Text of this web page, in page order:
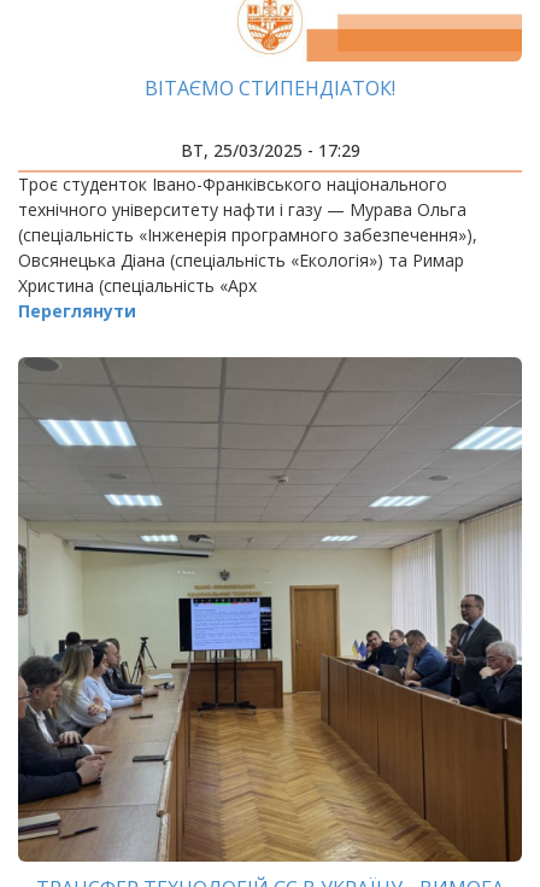
ВІТАЄМО СТИПЕНДІАТОК!
ВТ, 25/03/2025 - 17:29
Троє студенток Івано-Франківського національного
технічного університету нафти і газу — Мурава Ольга
(спеціальність «Інженерія програмного забезпечення»),
Овсянецька Діана (спеціальність «Екологія») та Римар
Христина (спеціальність «Арх
Переглянути